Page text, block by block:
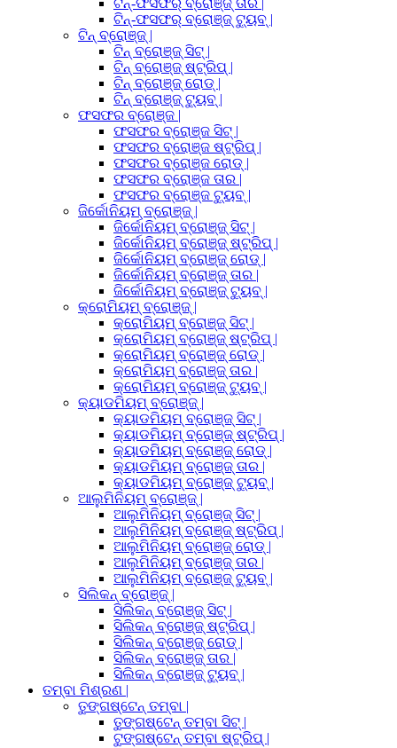
ଟିନ୍-ଫସଫର୍ ବ୍ରୋଞ୍ଜ୍ ଟ୍ୟୁବ୍ |
ଟିନ୍ ବ୍ରୋଞ୍ଜ୍ |
ଟିନ୍ ବ୍ରୋଞ୍ଜ୍ ସିଟ୍ |
ଟିନ୍ ବ୍ରୋଞ୍ଜ୍ ଷ୍ଟ୍ରିପ୍ |
ଟିନ୍ ବ୍ରୋଞ୍ଜ୍ ରୋଡ୍ |
ଟିନ୍ ବ୍ରୋଞ୍ଜ୍ ଟ୍ୟୁବ୍ |
ଫସଫର ବ୍ରୋଞ୍ଜ |
ଫସଫର ବ୍ରୋଞ୍ଜ ସିଟ୍ |
ଫସଫର ବ୍ରୋଞ୍ଜ ଷ୍ଟ୍ରିପ୍ |
ଫସଫର ବ୍ରୋଞ୍ଜ ରୋଡ୍ |
ଫସଫର ବ୍ରୋଞ୍ଜ ତାର |
ଫସଫର ବ୍ରୋଞ୍ଜ ଟ୍ୟୁବ୍ |
ଜିର୍କୋନିୟମ୍ ବ୍ରୋଞ୍ଜ୍ |
ଜିର୍କୋନିୟମ୍ ବ୍ରୋଞ୍ଜ୍ ସିଟ୍ |
ଜିର୍କୋନିୟମ୍ ବ୍ରୋଞ୍ଜ୍ ଷ୍ଟ୍ରିପ୍ |
ଜିର୍କୋନିୟମ୍ ବ୍ରୋଞ୍ଜ୍ ରୋଡ୍ |
ଜିର୍କୋନିୟମ୍ ବ୍ରୋଞ୍ଜ୍ ତାର |
ଜିର୍କୋନିୟମ୍ ବ୍ରୋଞ୍ଜ୍ ଟ୍ୟୁବ୍ |
କ୍ରୋମିୟମ୍ ବ୍ରୋଞ୍ଜ୍ |
କ୍ରୋମିୟମ୍ ବ୍ରୋଞ୍ଜ୍ ସିଟ୍ |
କ୍ରୋମିୟମ୍ ବ୍ରୋଞ୍ଜ୍ ଷ୍ଟ୍ରିପ୍ |
କ୍ରୋମିୟମ୍ ବ୍ରୋଞ୍ଜ୍ ରୋଡ୍ |
କ୍ରୋମିୟମ୍ ବ୍ରୋଞ୍ଜ୍ ତାର |
କ୍ରୋମିୟମ୍ ବ୍ରୋଞ୍ଜ୍ ଟ୍ୟୁବ୍ |
କ୍ୟାଡମିୟମ୍ ବ୍ରୋଞ୍ଜ୍ |
କ୍ୟାଡମିୟମ୍ ବ୍ରୋଞ୍ଜ୍ ସିଟ୍ |
କ୍ୟାଡମିୟମ୍ ବ୍ରୋଞ୍ଜ୍ ଷ୍ଟ୍ରିପ୍ |
କ୍ୟାଡମିୟମ୍ ବ୍ରୋଞ୍ଜ୍ ରୋଡ୍ |
କ୍ୟାଡମିୟମ୍ ବ୍ରୋଞ୍ଜ୍ ତାର |
କ୍ୟାଡମିୟମ୍ ବ୍ରୋଞ୍ଜ୍ ଟ୍ୟୁବ୍ |
ଆଲୁମିନିୟମ୍ ବ୍ରୋଞ୍ଜ୍ |
ଆଲୁମିନିୟମ୍ ବ୍ରୋଞ୍ଜ୍ ସିଟ୍ |
ଆଲୁମିନିୟମ୍ ବ୍ରୋଞ୍ଜ୍ ଷ୍ଟ୍ରିପ୍ |
ଆଲୁମିନିୟମ୍ ବ୍ରୋଞ୍ଜ୍ ରୋଡ୍ |
ଆଲୁମିନିୟମ୍ ବ୍ରୋଞ୍ଜ୍ ତାର |
ଆଲୁମିନିୟମ୍ ବ୍ରୋଞ୍ଜ୍ ଟ୍ୟୁବ୍ |
ସିଲିକନ୍ ବ୍ରୋଞ୍ଜ୍ |
ସିଲିକନ୍ ବ୍ରୋଞ୍ଜ୍ ସିଟ୍ |
ସିଲିକନ୍ ବ୍ରୋଞ୍ଜ୍ ଷ୍ଟ୍ରିପ୍ |
ସିଲିକନ୍ ବ୍ରୋଞ୍ଜ୍ ରୋଡ୍ |
ସିଲିକନ୍ ବ୍ରୋଞ୍ଜ୍ ତାର |
ସିଲିକନ୍ ବ୍ରୋଞ୍ଜ୍ ଟ୍ୟୁବ୍ |
ତମ୍ବା ମିଶ୍ରଣ |
ତୁଙ୍ଗଷ୍ଟେନ୍ ତମ୍ବା |
ତୁଙ୍ଗଷ୍ଟେନ୍ ତମ୍ବା ସିଟ୍ |
ଟୁଙ୍ଗଷ୍ଟେନ୍ ତମ୍ବା ଷ୍ଟ୍ରିପ୍ |